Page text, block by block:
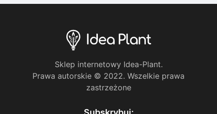
Sklep internetowy Idea-Plant.
Prawa autorskie © 2022. Wszelkie prawa
zastrzeżone